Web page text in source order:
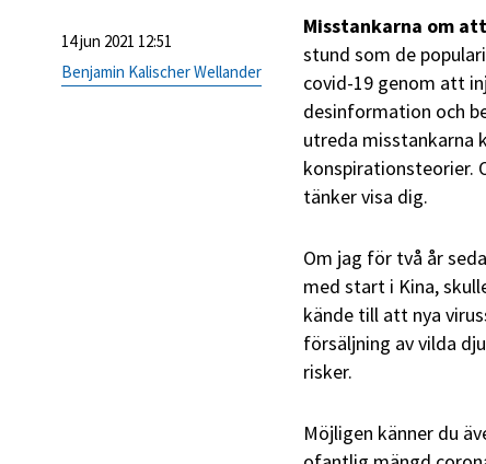
14 jun 2021 12:51
Benjamin Kalischer Wellander
Misstankarna om att
stund som de
covid-19 genom att
desinformation och
utreda misstankarna
konspirationsteorier.
tänker visa dig.
Om jag för två år
med start i Kina,
kände till att nya
försäljning av vilda
risker.
Möjligen känner du